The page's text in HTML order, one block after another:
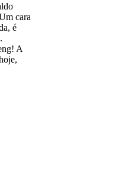
cara
é
A